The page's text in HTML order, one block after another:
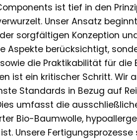
ist tief in den
Unser Ansatz
sorgfältigen Konzeption
Aspekte berücksichtigt,
die Praktikabilität für die
ist ein kritischer Schritt. Wir
Standards in Bezug auf
umfasst die
Bio-Baumwolle,
Unsere Fertigungsprozesse